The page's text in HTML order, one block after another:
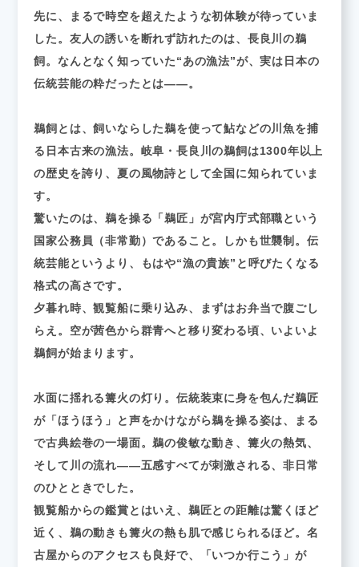
先に、まるで時空を超えたような初体験が待っていま
した。友人の誘いを断れず訪れたのは、長良川の鵜
飼。なんとなく知っていた“あの漁法”が、実は日本の
伝統芸能の粋だったとは——。
鵜飼とは、飼いならした鵜を使って鮎などの川魚を捕
る日本古来の漁法。岐阜・長良川の鵜飼は1300年以上
の歴史を誇り、夏の風物詩として全国に知られていま
す。
驚いたのは、鵜を操る「鵜匠」が宮内庁式部職という
国家公務員（非常勤）であること。しかも世襲制。伝
統芸能というより、もはや“漁の貴族”と呼びたくなる
格式の高さです。
夕暮れ時、観覧船に乗り込み、まずはお弁当で腹ごし
らえ。空が茜色から群青へと移り変わる頃、いよいよ
鵜飼が始まります。
水面に揺れる篝火の灯り。伝統装束に身を包んだ鵜匠
が「ほうほう」と声をかけながら鵜を操る姿は、まる
で古典絵巻の一場面。鵜の俊敏な動き、篝火の熱気、
そして川の流れ——五感すべてが刺激される、非日常
のひとときでした。
観覧船からの鑑賞とはいえ、鵜匠との距離は驚くほど
近く、鵜の動きも篝火の熱も肌で感じられるほど。名
古屋からのアクセスも良好で、「いつか行こう」が